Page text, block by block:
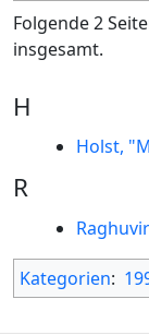
Folgende 2
insgesamt.
H
Holst,
R
Kategorien: